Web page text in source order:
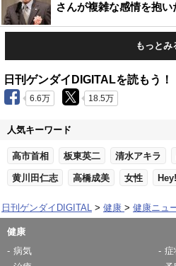
さんが複雑な感情を抱
もっとみ
日刊ゲンダイDIGITALを読もう！
6.6万 18.5万
人気キーワード
高市首相 板東英二 清水アキラ
黄川田仁志 高橋成美 女性
日刊ゲンダイDIGITAL 健康 健康ニュ
健康
病気
症